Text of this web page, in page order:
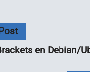
en Debian/